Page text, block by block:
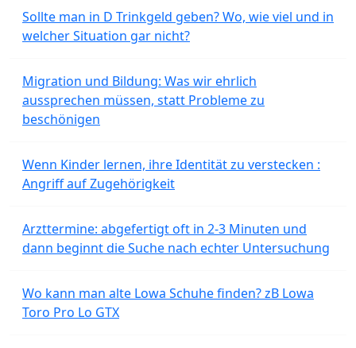
Sollte man in D Trinkgeld geben? Wo, wie viel und in
welcher Situation gar nicht?
Migration und Bildung: Was wir ehrlich
aussprechen müssen, statt Probleme zu
beschönigen
Wenn Kinder lernen, ihre Identität zu verstecken :
Angriff auf Zugehörigkeit
Arzttermine: abgefertigt oft in 2-3 Minuten und
dann beginnt die Suche nach echter Untersuchung
Wo kann man alte Lowa Schuhe finden? zB Lowa
Toro Pro Lo GTX